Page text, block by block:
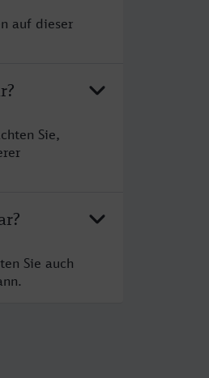
auf dieser
Sie,
Sie auch